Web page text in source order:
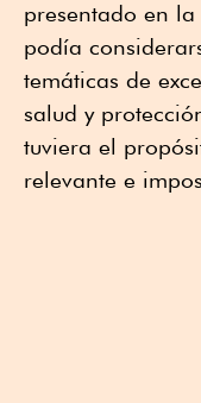
presentado en
podía
temáticas de
salud y
tuviera el
relevante e